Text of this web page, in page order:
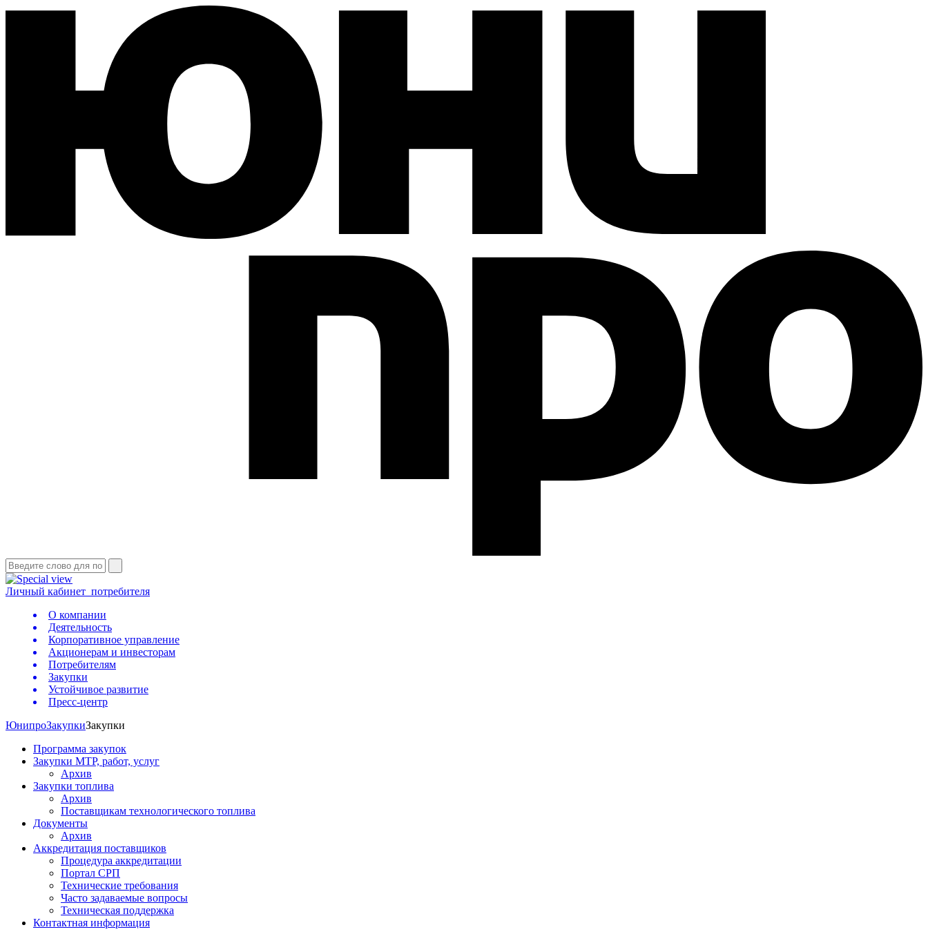
Личный кабинет потребителя
О компании
Деятельность
Корпоративное управление
Акционерам и инвесторам
Потребителям
Закупки
Устойчивое развитие
Пресс-центр
ЮнипроЗакупкиЗакупки
Программа закупок
Закупки МТР, работ, услуг
Архив
Закупки топлива
Архив
Поставщикам технологического топлива
Документы
Архив
Аккредитация поставщиков
Процедура аккредитации
Портал СРП
Технические требования
Часто задаваемые вопросы
Техническая поддержка
Контактная информация